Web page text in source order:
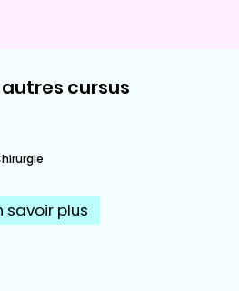
cursus
savoir plus